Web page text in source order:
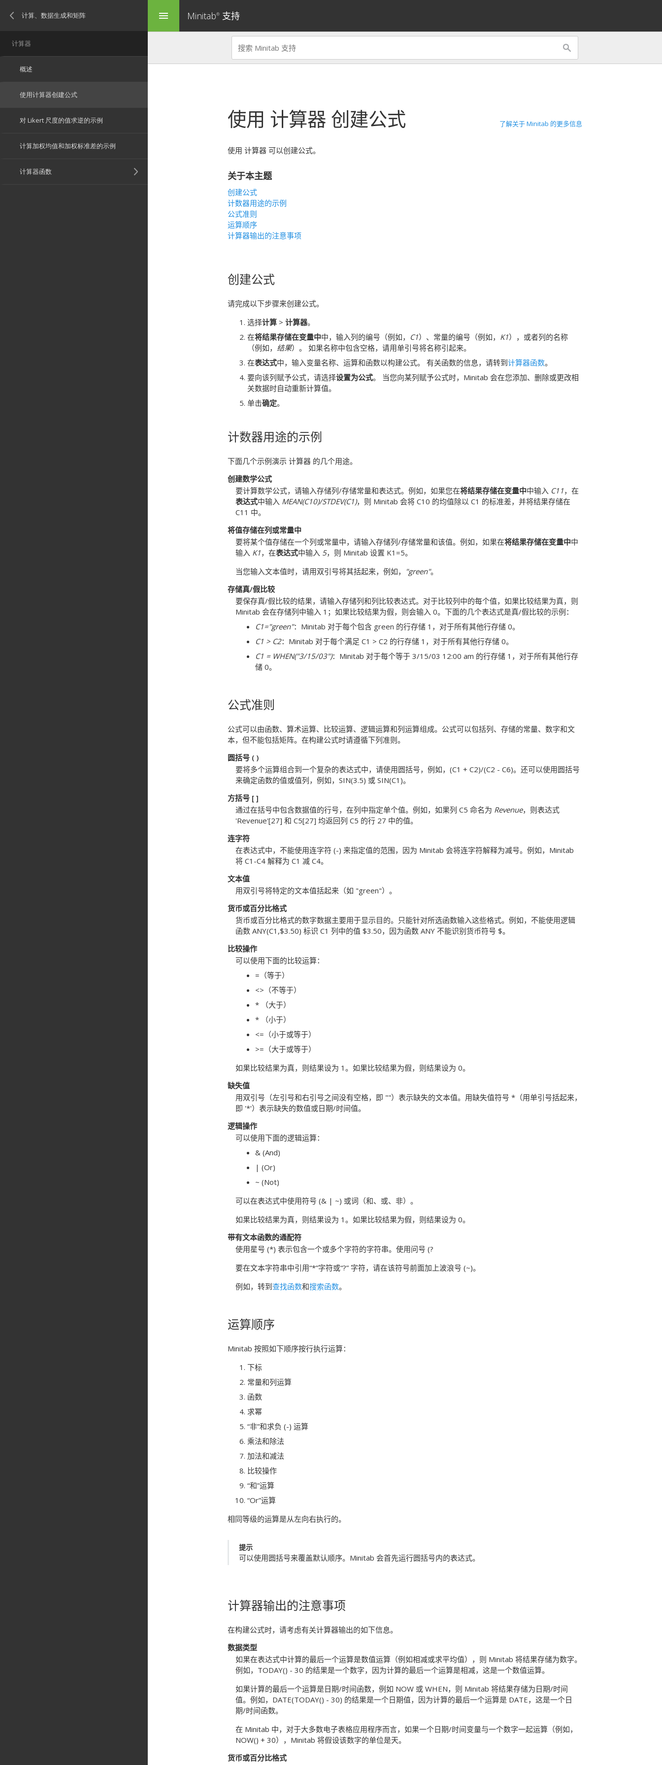
menu Minitab® 支持
使用 计算器 创建公式 了解关于 Minitab 的更多信息
使用 计算器 可以创建公式。
关于本主题
创建公式
计数器用途的示例
公式准则
运算顺序
计算器输出的注意事项
创建公式
请完成以下步骤来创建公式。
选择计算 > 计算器。
在将结果存储在变量中中，输入列的编号（例如， C1）、常量的编号（例如， K1），或者列的名称
（例如， 结果）。
如果名称中包含空格，请用单引号将名称引起来。
在表达式中，输入变量名称、运算和函数以构建公式。 有关函数的信息，请转到计算器函数。
要向该列赋予公式，请选择设置为公式。
当您向某列赋予公式时，Minitab 会在您添加、删除或更改相
关数据时自动重新计算值。
单击确定。
计数器用途的示例
下面几个示例演示 计算器 的几个用途。
创建数学公式
要计算数学公式，请输入存储列/存储常量和表达式。例如，如果您在将结果存储在变量中中输入 C11，在
表达式中输入 MEAN(C10)/STDEV(C1)，则 Minitab 会将 C10 的均值除以 C1 的标准差，并将结果存储在
C11 中。
将值存储在列或常量中
要将某个值存储在一个列或常量中，请输入存储列/存储常量和该值。例如，如果在将结果存储在变量中中
输入 K1，在表达式中输入 5，则 Minitab 设置 K1=5。
当您输入文本值时，请用双引号将其括起来，例如，
"green"。
存储真/假比较
要保存真/假比较的结果，请输入存储列和列比较表达式。对于比较列中的每个值，如果比较结果为真，则
Minitab 会在存储列中输入 1；如果比较结果为假，则会输入 0。下面的几个表达式是真/假比较的示例：
C1="green"：Minitab 对于每个包含 green 的行存储 1，对于所有其他行存储 0。
C1 > C2：Minitab 对于每个满足 C1 > C2 的行存储 1，对于所有其他行存储 0。
C1 = WHEN("3/15/03")：Minitab 对于每个等于 3/15/03 12:00 am 的行存储 1，对于所有其他行存
储 0。
公式准则
公式可以由函数、算术运算、比较运算、逻辑运算和列运算组成。公式可以包括列、存储的常量、数字和文
本，但不能包括矩阵。在构建公式时请遵循下列准则。
圆括号 ( )
要将多个运算组合到一个复杂的表达式中，请使用圆括号，例如， (C1 + C2)/(C2 - C6)。还可以使用圆括号
来确定函数的值或值列，例如， SIN(3.5) 或 SIN(C1)。
方括号 [ ]
通过在括号中包含数据值的行号，在列中指定单个值。例如，如果列 C5 命名为 Revenue，则表达式
'Revenue'[27] 和 C5[27] 均返回列 C5 的行 27 中的值。
连字符
在表达式中，不能使用连字符 (-) 来指定值的范围，因为 Minitab 会将连字符解释为减号。例如，Minitab
将 C1-C4 解释为 C1 减 C4。
文本值
用双引号将特定的文本值括起来（如 "green"）。
货币或百分比格式
货币或百分比格式的数字数据主要用于显示目的。只能针对所选函数输入这些格式。例如，不能使用逻辑
函数 ANY(C1,$3.50) 标识 C1 列中的值 $3.50，因为函数 ANY 不能识别货币符号 $。
比较操作
可以使用下面的比较运算：
=（等于）
<>（不等于）
* （大于）
* （小于）
<=（小于或等于）
>=（大于或等于）
如果比较结果为真，则结果设为 1。如果比较结果为假，则结果设为 0。
缺失值
用双引号（左引号和右引号之间没有空格，即 ""）表示缺失的文本值。用缺失值符号 *（用单引号括起来，
即 '*'）表示缺失的数值或日期/时间值。
逻辑操作
可以使用下面的逻辑运算：
& (And)
| (Or)
~ (Not)
可以在表达式中使用符号 (& | ~) 或词（和、或、非）。
如果比较结果为真，则结果设为 1。如果比较结果为假，则结果设为 0。
带有文本函数的通配符
使用星号 (*) 表示包含一个或多个字符的字符串。使用问号 (?
要在文本字符串中引用“*”字符或“?” 字符，请在该符号前面加上波浪号 (~)。
例如，转到查找函数和搜索函数。
运算顺序
Minitab 按照如下顺序按行执行运算：
下标
常量和列运算
函数
求幂
“非”和求负 (-) 运算
乘法和除法
加法和减法
比较操作
“和”运算
“Or”运算
相同等级的运算是从左向右执行的。
提示
可以使用圆括号来覆盖默认顺序。Minitab 会首先运行圆括号内的表达式。
计算器输出的注意事项
在构建公式时，请考虑有关计算器输出的如下信息。
数据类型
如果在表达式中计算的最后一个运算是数值运算（例如相减或求平均值），则 Minitab 将结果存储为数字。
例如， TODAY() - 30 的结果是一个数字，因为计算的最后一个运算是相减，这是一个数值运算。
如果计算的最后一个运算是日期/时间函数，例如 NOW 或 WHEN，则 Minitab 将结果存储为日期/时间
值。例如， DATE(TODAY() - 30) 的结果是一个日期值，因为计算的最后一个运算是 DATE，这是一个日
期/时间函数。
在 Minitab 中，对于大多数电子表格应用程序而言，如果一个日期/时间变量与一个数字一起运算（例如，
NOW() + 30），Minitab 将假设该数字的单位是天。
货币或百分比格式